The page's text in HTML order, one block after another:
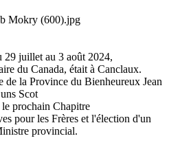
29 juillet au 3 août 2024,
du Canada, était à Canclaux.
de la Province du Bienheureux Jean
Scot
prochain Chapitre
pour les Frères et l'élection d'un
provincial.